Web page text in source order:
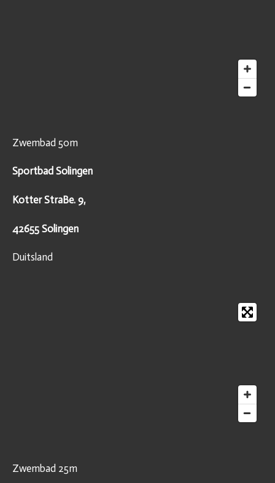
Zwembad 50m
Sportbad Solingen
Kotter StraBe. 9,
42655 Solingen
Duitsland
Zwembad 25m